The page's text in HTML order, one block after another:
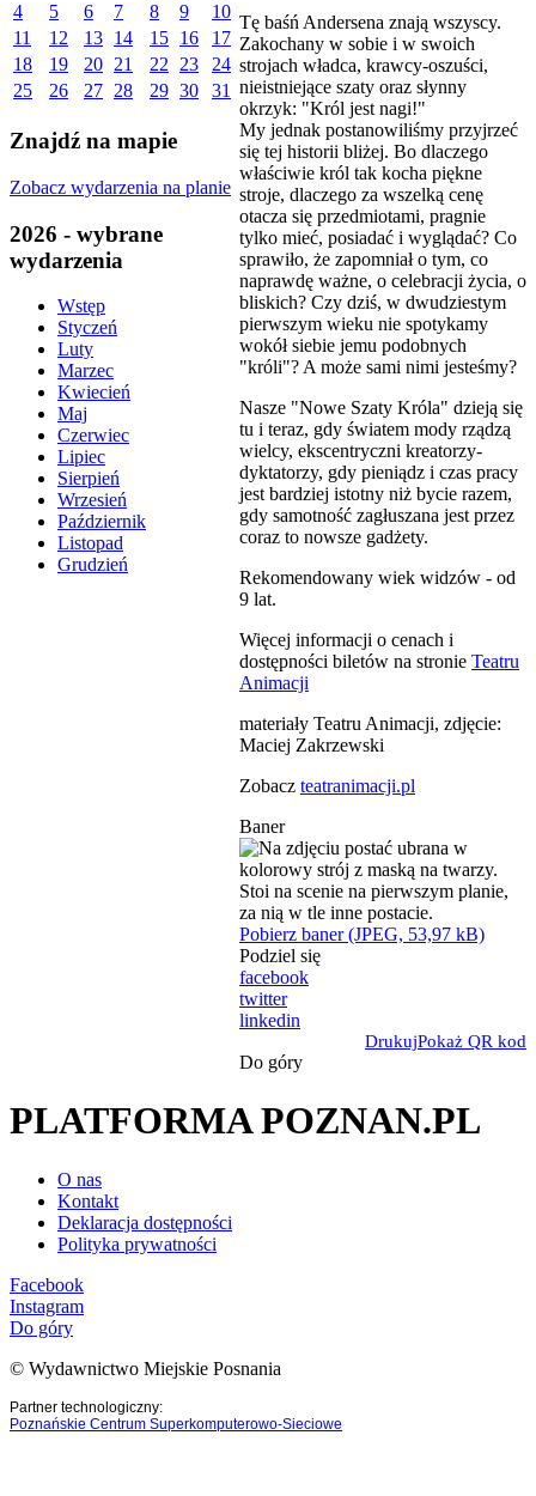
4
5 6 7 8 9
10
11
12 13 14 15 16
17
18
19 20 21 22 23
24
25
26 27 28 29 30 31
Znajdź na mapie
Zobacz wydarzenia na planie
2026 - wybrane
wydarzenia
Wstęp
Styczeń
Luty
Marzec
Kwiecień
Maj
Czerwiec
Lipiec
Sierpień
Wrzesień
Październik
Listopad
Grudzień
Tę baśń Andersena znają wszyscy.
Zakochany w sobie i w swoich
strojach władca, krawcy-oszuści,
nieistniejące szaty oraz słynny
okrzyk: "Król jest nagi!"
My jednak postanowiliśmy przyjrzeć
się tej historii bliżej. Bo dlaczego
właściwie król tak kocha piękne
stroje, dlaczego za wszelką cenę
otacza się przedmiotami, pragnie
tylko mieć, posiadać i wyglądać? Co
sprawiło, że zapomniał o tym, co
naprawdę ważne, o celebracji życia, o
bliskich? Czy dziś, w dwudziestym
pierwszym wieku nie spotykamy
wokół siebie jemu podobnych
"króli"? A może sami nimi jesteśmy?
Nasze "Nowe Szaty Króla" dzieją się
tu i teraz, gdy światem mody rządzą
wielcy, ekscentryczni kreatorzy-
dyktatorzy, gdy pieniądz i czas pracy
jest bardziej istotny niż bycie razem,
gdy samotność zagłuszana jest przez
coraz to nowsze gadżety.
Rekomendowany wiek widzów - od
9 lat.
Więcej informacji o cenach i
dostępności biletów na stronie Teatru
Animacji
materiały Teatru Animacji, zdjęcie:
Maciej Zakrzewski
Zobacz teatranimacji.pl
Baner
Pobierz baner (JPEG, 53,97 kB)
Podziel się
facebook
twitter
linkedin
DrukujPokaż QR kod
Do góry
PLATFORMA POZNAN.PL
O nas
Kontakt
Deklaracja dostępności
Polityka prywatności
Facebook
Instagram
Do góry
© Wydawnictwo Miejskie Posnania
Partner technologiczny:
Poznańskie Centrum Superkomputerowo-Sieciowe